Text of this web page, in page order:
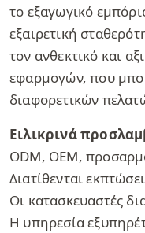
το εξαγωγικό
εξαιρετική
τον ανθεκτικό και
εφαρμογών, που
διαφορετικών
Ειλικρινά
ODM, OEM,
Διατίθενται
Οι κατασκευαστές
Η υπηρεσία